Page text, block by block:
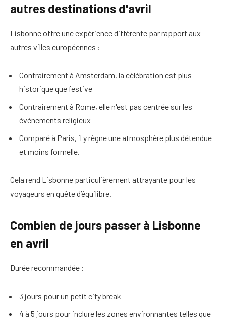
autres destinations d'avril
Lisbonne offre une expérience différente par rapport aux
autres villes européennes :
Contrairement à Amsterdam, la célébration est plus
historique que festive
Contrairement à Rome, elle n'est pas centrée sur les
événements religieux
Comparé à Paris, il y règne une atmosphère plus détendue
et moins formelle.
Cela rend Lisbonne particulièrement attrayante pour les
voyageurs en quête d’équilibre.
Combien de jours passer à Lisbonne
en avril
Durée recommandée :
3 jours pour un petit city break
4 à 5 jours pour inclure les zones environnantes telles que